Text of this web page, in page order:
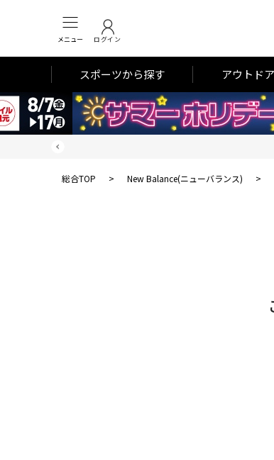
メニュー ログイン
スポーツから探す アウトド
総合TOP > New Balance(ニューバランス) >